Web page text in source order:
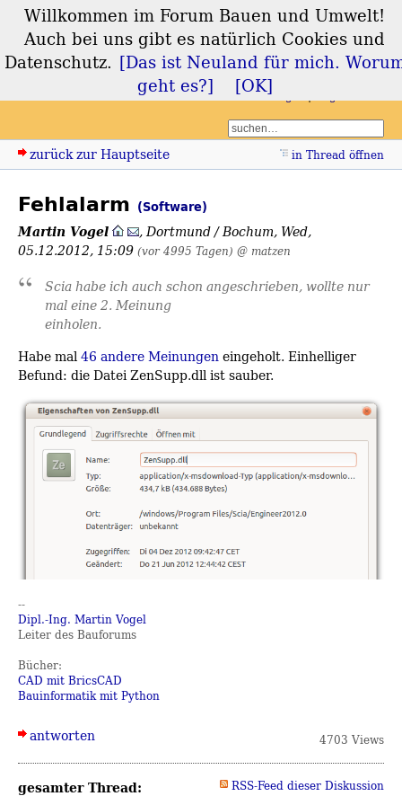
Forum Bauen und
Umwelt
zurück zur Hauptseite in Thread öffnen
Fehlalarm (Software)
Martin Vogel ,Dortmund / Bochum, Wed,
05.12.2012, 15:09 (vor 4995 Tagen) @ matzen
Scia habe ich auch schon angeschrieben, wollte nur
mal eine 2. Meinung
einholen.
Habe mal46 andere Meinungeneingeholt. Einhelliger
Befund: die Datei ZenSupp.dll ist sauber.
--
Dipl.-Ing. Martin Vogel
Leiter des Bauforums
Bücher:
CAD mit BricsCAD
Bauinformatik mit Python
antworten 4703 Views
gesamter Thread: RSS-Feed dieser Diskussion
Willkommen im Forum Bauen und Umwelt!
Auch bei uns gibt es natürlich Cookies und
Datenschutz. [Das ist Neuland für mich.
geht es?]
[OK]